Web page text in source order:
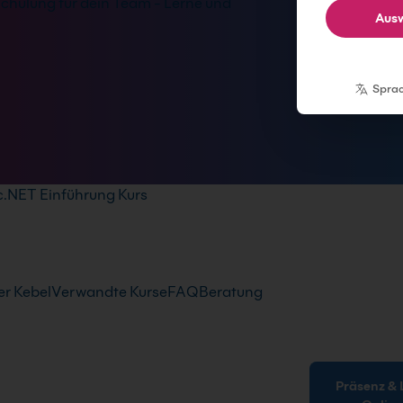
Einführung Kurs
KebelVerwandte KurseFAQBeratung
Präsenz & Live-